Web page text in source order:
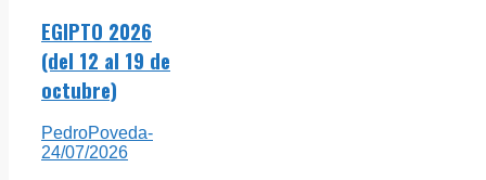
EGIPTO 2026
(del 12 al 19 de
octubre)
PedroPoveda-
24/07/2026